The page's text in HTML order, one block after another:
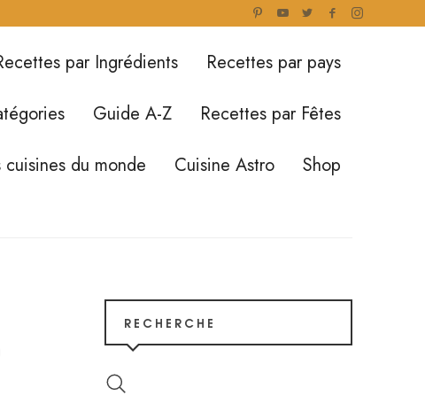
par Ingrédients
Recettes par pays
Guide A-Z
Recettes par Fêtes
du monde Cuisine Astro Shop
RECHERCHE